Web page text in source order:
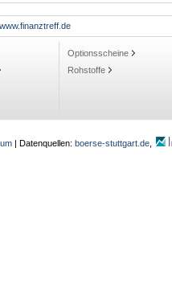
www.finanztreff.de
Optionsscheine
Rohstoffe
| Datenquellen: boerse-stuttgart.de